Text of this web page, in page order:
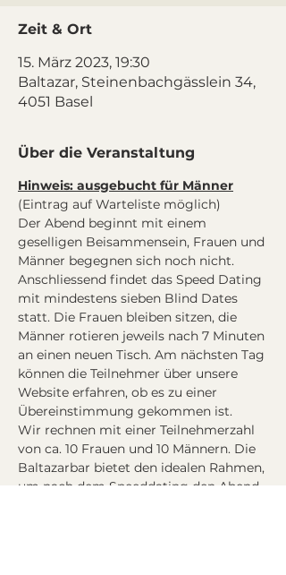
Zeit & Ort
15. März 2023, 19:30
Baltazar, Steinenbachgässlein 34,
4051 Basel
Über die Veranstaltung
Hinweis: ausgebucht für Männer
(Eintrag auf Warteliste möglich)
Der Abend beginnt mit einem
geselligen Beisammensein, Frauen und
Männer begegnen sich noch nicht.
Anschliessend findet das Speed Dating
mit mindestens sieben Blind Dates
statt. Die Frauen bleiben sitzen, die
Männer rotieren jeweils nach 7 Minuten
an einen neuen Tisch. Am nächsten Tag
können die Teilnehmer über unsere
Website erfahren, ob es zu einer
Übereinstimmung gekommen ist.
Wir rechnen mit einer Teilnehmerzahl
von ca. 10 Frauen und 10 Männern. Die
Baltazarbar bietet den idealen Rahmen,
um nach dem Speeddating den Abend